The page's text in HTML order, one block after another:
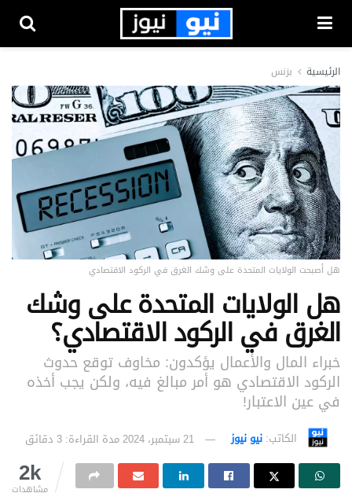
الرئيسية بزنس
هل أصبحت الولايات المتحدة على وشك الغرق في الركود الاقتصادي
هل الولايات المتحدة على وشك
الغرق في الركود الاقتصادي؟
خبراء المال والأعمال يؤكدون: مخاوف توقع حدوث
الركود الاقتصادي هو أمر مبالغ فيه، ولكن يجب أخذه
في عين الاعتبار!
الكاتب: نيو نيوز 21 سبتمبر، 2024 مدة القراءة: 3 دقائق
2k
مشاهدات